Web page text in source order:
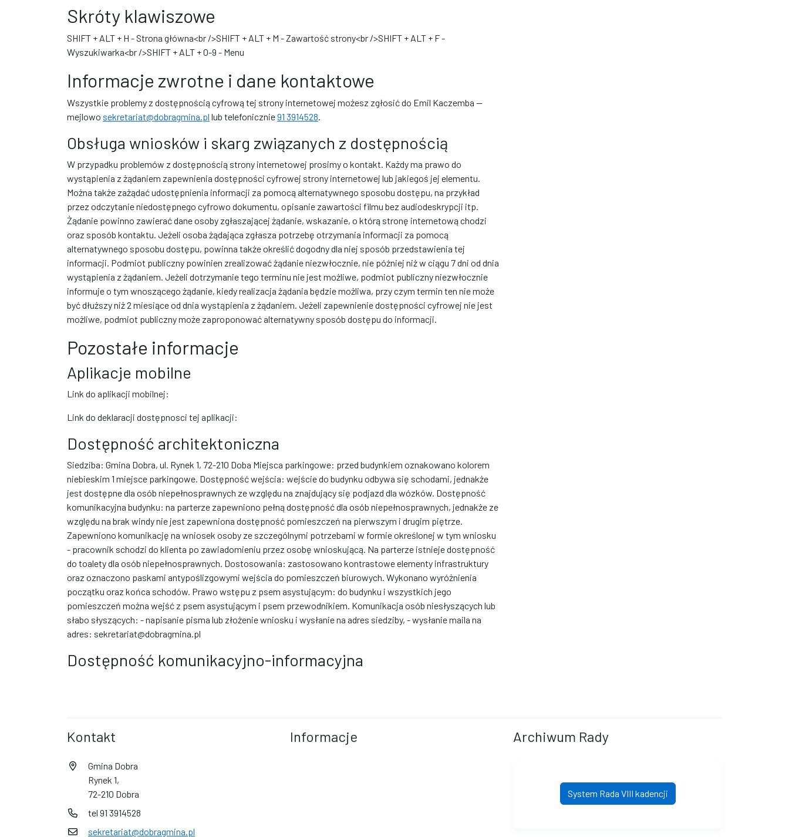
Skróty klawiszowe
SHIFT + ALT + H - Strona główna<br />SHIFT + ALT + M - Zawartość strony<br />SHIFT + ALT + F -
Wyszukiwarka<br />SHIFT + ALT + 0-9 - Menu
Informacje zwrotne i dane kontaktowe
Wszystkie problemy z dostępnością cyfrową tej strony internetowej możesz zgłosić do Emil Kaczemba —
mejlowo sekretariat@dobragmina.pl lub telefonicznie91 3914528.
Obsługa wniosków i skarg związanych z dostępnością
W przypadku problemów z dostępnością strony internetowej prosimy o kontakt. Każdy ma prawo do
wystąpienia z żądaniem zapewnienia dostępności cyfrowej strony internetowej lub jakiegoś jej elementu.
Można także zażądać udostępnienia informacji za pomocą alternatywnego sposobu dostępu, na przykład
przez odczytanie niedostępnego cyfrowo dokumentu, opisanie zawartości filmu bez audiodeskrypcji itp.
Żądanie powinno zawierać dane osoby zgłaszającej żądanie, wskazanie, o którą stronę internetową chodzi
oraz sposób kontaktu. Jeżeli osoba żądająca zgłasza potrzebę otrzymania informacji za pomocą
alternatywnego sposobu dostępu, powinna także określić dogodny dla niej sposób przedstawienia tej
informacji. Podmiot publiczny powinien zrealizować żądanie niezwłocznie, nie później niż w ciągu 7 dni od dnia
wystąpienia z żądaniem. Jeżeli dotrzymanie tego terminu nie jest możliwe, podmiot publiczny niezwłocznie
informuje o tym wnoszącego żądanie, kiedy realizacja żądania będzie możliwa, przy czym termin ten nie może
być dłuższy niż 2 miesiące od dnia wystąpienia z żądaniem. Jeżeli zapewnienie dostępności cyfrowej nie jest
możliwe, podmiot publiczny może zaproponować alternatywny sposób dostępu do informacji.
Pozostałe informacje
Aplikacje mobilne
Link do aplikacji mobilnej:
Link do deklaracji dostępnosci tej aplikacji:
Dostępność architektoniczna
Siedziba: Gmina Dobra, ul. Rynek 1, 72-210 Doba Miejsca parkingowe: przed budynkiem oznakowano kolorem
niebieskim 1 miejsce parkingowe. Dostępność wejścia: wejście do budynku odbywa się schodami, jednakże
jest dostępne dla osób niepełnosprawnych ze względu na znajdujący się podjazd dla wózków. Dostępność
komunikacyjna budynku: na parterze zapewniono pełną dostępność dla osób niepełnosprawnych, jednakże ze
względu na brak windy nie jest zapewniona dostępność pomieszczeń na pierwszym i drugim piętrze.
Zapewniono komunikację na wniosek osoby ze szczególnymi potrzebami w formie określonej w tym wniosku
- pracownik schodzi do klienta po zawiadomieniu przez osobę wnioskującą. Na parterze istnieje dostępność
do toalety dla osób niepełnosprawnych. Dostosowania: zastosowano kontrastowe elementy infrastruktury
oraz oznaczono paskami antypoślizgowymi wejścia do pomieszczeń biurowych. Wykonano wyróżnienia
początku oraz końca schodów. Prawo wstępu z psem asystującym: do budynku i wszystkich jego
pomieszczeń można wejść z psem asystującym i psem przewodnikiem. Komunikacja osób niesłyszących lub
słabo słyszących: - napisanie pisma lub złożenie wniosku i wysłanie na adres siedziby, - wysłanie maila na
adres: sekretariat@dobragmina.pl
Dostępność komunikacyjno-informacyjna
Kontakt
Gmina Dobra
Rynek 1,
72-210 Dobra
tel 91 3914528
sekretariat@dobragmina.pl
Informacje Archiwum Rady
System Rada VIII kadencji